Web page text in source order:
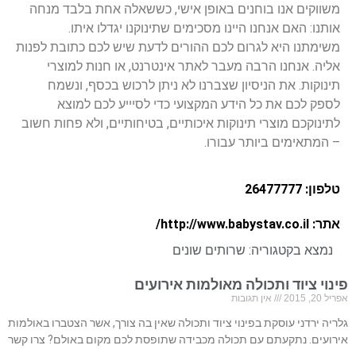
משווקים אנו בוחנים באופן אישי, כששאלה אחת בלבד מנחה
אותנו: האם אנחנו היינו מסכימים שתינוקנו יגדלו איתו.
משימתנו היא לגרום לכם ההורים לדעת שיש לכם כתובת לפנות
אליה. אנחנו הרבה מעבר לאתר אינטרנט, או חנות למוצרי
תינוקות. את הניסיון שצברנו לא ניתן לרכוש בכסף, ונשמח
לספק לכם את כל הידע המקצועי כדי לסיייע לכם למוצא
לתינוקכם מוצרי תינוקות איכותיים, בטיחותיים, ולא פחות חשוב
– המתאימים ביותר עבורו.
טלפון: 26477777
אתר: http://www.babystav.co.il/
נמצא בקטגוריה: שרותים שונים
פינוי ציוד ותכולה מאולמות אירועים
אפריל 20, 2015 אין תגובות
גלריה ירדני עוסקת בפינוי ציוד ותכולה שאין בה צורך, אשר הצטברו באולמות
אירועים. נתקעתם עם תכולה מכבידה שתופסת לכם מקום באולם? צרו קשר